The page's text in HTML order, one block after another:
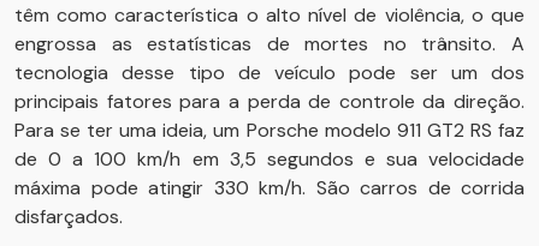
têm como característica o alto nível de violência, o que
engrossa as estatísticas de mortes no trânsito. A
tecnologia desse tipo de veículo pode ser um dos
principais fatores para a perda de controle da direção.
Para se ter uma ideia, um Porsche modelo 911 GT2 RS faz
de 0 a 100 km/h em 3,5 segundos e sua velocidade
máxima pode atingir 330 km/h. São carros de corrida
disfarçados.